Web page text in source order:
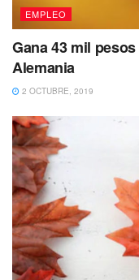
EMPLEO
Gana 43 mil
Alemania
2 OCTUBRE, 2019